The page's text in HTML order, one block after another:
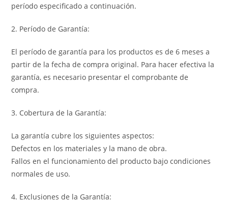
período especificado a continuación.
2. Período de Garantía:
El período de garantía para los productos es de 6 meses a
partir de la fecha de compra original. Para hacer efectiva la
garantía, es necesario presentar el comprobante de
compra.
3. Cobertura de la Garantía:
La garantía cubre los siguientes aspectos:
Defectos en los materiales y la mano de obra.
Fallos en el funcionamiento del producto bajo condiciones
normales de uso.
4. Exclusiones de la Garantía: